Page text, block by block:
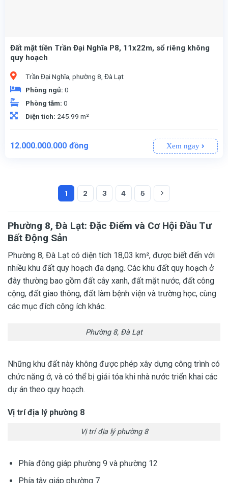
Đất mặt tiền Trần Đại Nghĩa P8, 11x22m, sổ riêng không
quy hoạch
Trần Đại Nghĩa, phường 8, Đà Lạt
Phòng ngủ: 0
Phòng tắm: 0
Diện tích: 245.99 m²
12.000.000.000 đồng Xem ngay
1 2 3 4 5
Phường 8, Đà Lạt: Đặc Điểm và Cơ Hội Đầu Tư
Bất Động Sản
Phường 8, Đà Lạt có diện tích 18,03 km², được biết đến với
nhiều khu đất quy hoạch đa dạng. Các khu đất quy hoạch ở
đây thường bao gồm đất cây xanh, đất mặt nước, đất công
cộng, đất giao thông, đất làm bệnh viện và trường học, cùng
các mục đích công ích khác.
Phường 8, Đà Lạt
Những khu đất này không được phép xây dựng công trình có
chức năng ở, và có thể bị giải tỏa khi nhà nước triển khai các
dự án theo quy hoạch.
Vị trí địa lý phường 8
Vị trí địa lý phường 8
Phía đông giáp phường 9 và phường 12
Phía tây giáp phường 7